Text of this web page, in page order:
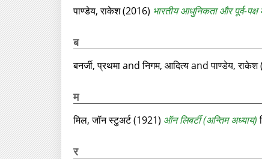
पाण्डेय, राकेश(2016) भारतीय आधुनिकता और पूर्व-
ब
बनर्जी, प्रथमाandनिगम, आदित्यandपाण्डेय, राकेश
म
मिल, जॉन स्टुअर्ट(1921) ऑन लिबर्टी (अन्तिम अध्याय)
र